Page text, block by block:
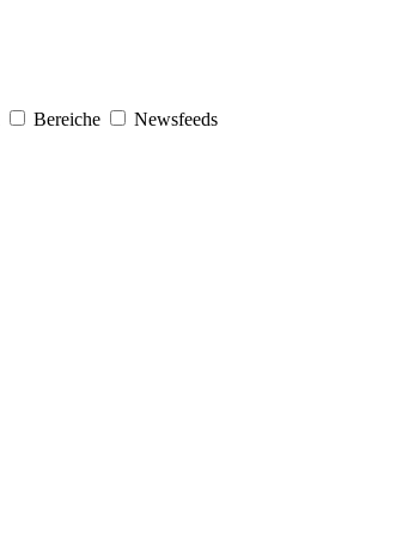
Bereiche Newsfeeds